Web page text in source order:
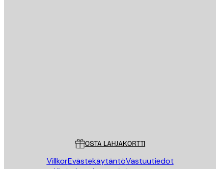
OSTA LAHJAKORTTI
VillkorEvästekäytäntöVastuutiedot